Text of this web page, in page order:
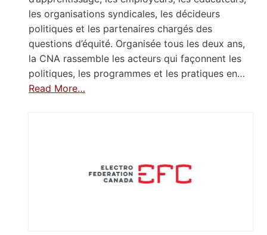
les organisations syndicales, les décideurs
politiques et les partenaires chargés des
questions d’équité. Organisée tous les deux ans,
la CNA rassemble les acteurs qui façonnent les
politiques, les programmes et les pratiques en…
Read More…